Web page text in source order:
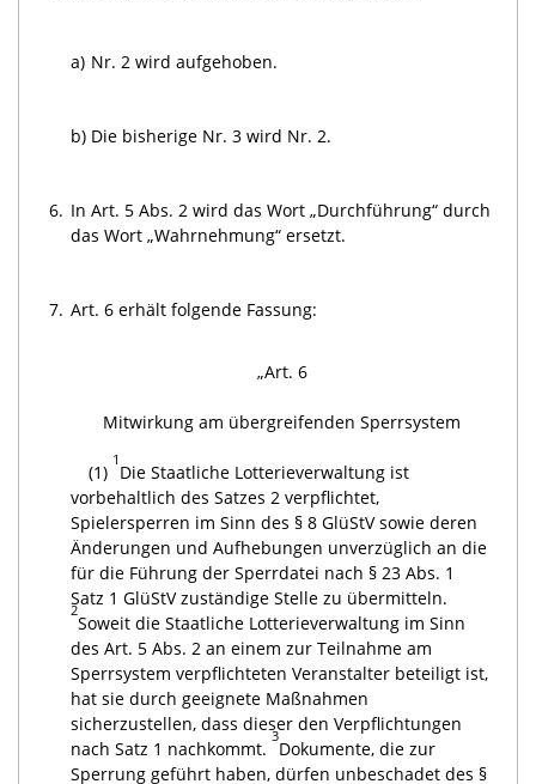
a) Nr. 2 wird aufgehoben.
b) Die bisherige Nr. 3 wird Nr. 2.
6. In Art. 5 Abs. 2 wird das Wort „Durchführung“ durch
das Wort „Wahrnehmung“ ersetzt.
7. Art. 6 erhält folgende Fassung:
„Art. 6
Mitwirkung am übergreifenden Sperrsystem
(1)
1
Die Staatliche Lotterieverwaltung ist
vorbehaltlich des Satzes 2 verpflichtet,
Spielersperren im Sinn des § 8 GlüStV sowie deren
Änderungen und Aufhebungen unverzüglich an die
für die Führung der Sperrdatei nach § 23 Abs. 1
Satz 1 GlüStV zuständige Stelle zu übermitteln.
2
Soweit die Staatliche Lotterieverwaltung im Sinn
des Art. 5 Abs. 2 an einem zur Teilnahme am
Sperrsystem verpflichteten Veranstalter beteiligt ist,
hat sie durch geeignete Maßnahmen
sicherzustellen, dass dieser den Verpflichtungen
nach Satz 1 nachkommt.
3
Dokumente, die zur
Sperrung geführt haben, dürfen unbeschadet des §